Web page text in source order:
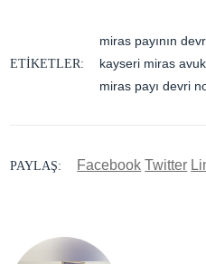
ETIKETLER:
miras payının
kayseri miras
miras payı devri
PAYLAŞ: Facebook Twitter